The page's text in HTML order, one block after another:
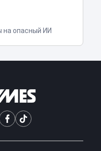
на опасный ИИ